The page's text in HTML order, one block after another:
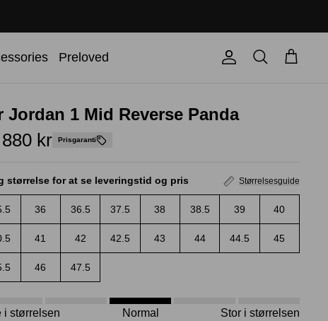
Preloved Konto
Søg
Kurv
Jordan 1 Mid Reverse Panda
880 kr Prisgaranti
størrelse for at se leveringstid og pris Størrelsesguide
36 36.5 37.5 38 38.5 39 40
41 42 42.5 43 44 44.5 45
46 47.5
i størrelsen Normal Stor i størrelsen